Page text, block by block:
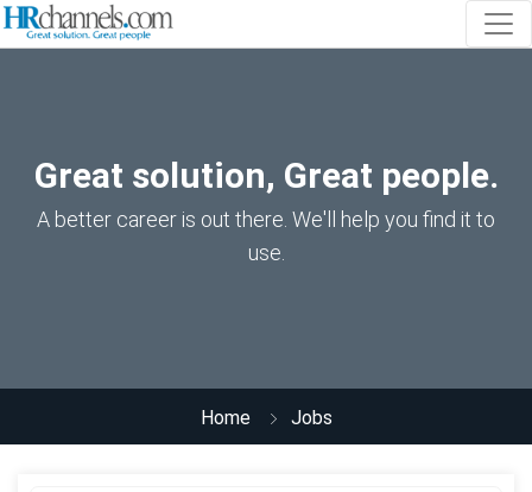
Great solution, Great people.
A better career is out there. We'll help you find it to
use.
Home Jobs